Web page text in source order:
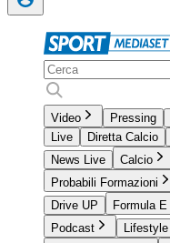
Video Pressing
Live
Diretta Calcio
News Live
Calcio
Probabili Formazioni
Drive UP
Formula E
Podcast
Lifestyle